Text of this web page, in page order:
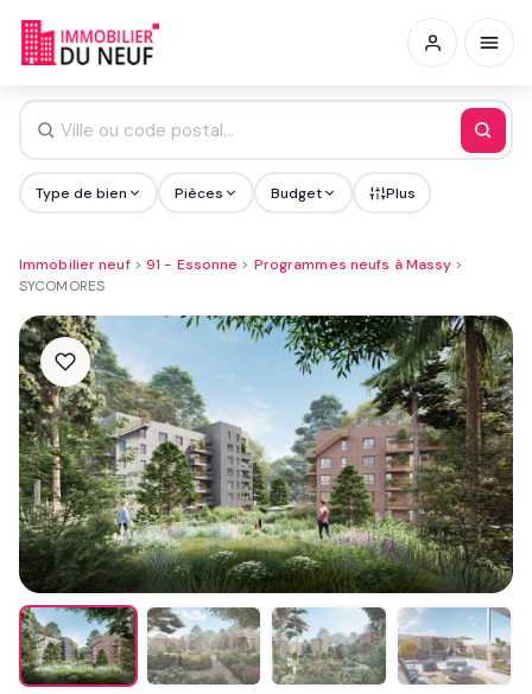
Type de bien Pièces Budget Plus
Immobilier neuf> 91 - Essonne > Programmes neufs à Massy >
SYCOMORES